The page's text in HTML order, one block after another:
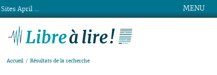
MENU
Accueil Résultats de la recherche
Sites April ...